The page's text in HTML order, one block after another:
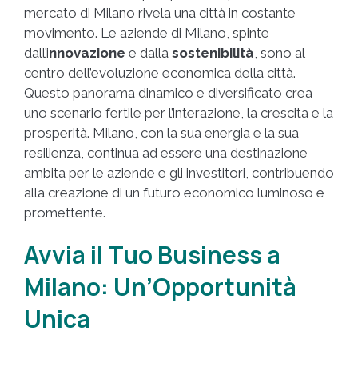
mercato di Milano rivela una città in costante
movimento. Le aziende di Milano, spinte
dall’innovazione e dalla sostenibilità, sono al
centro dell’evoluzione economica della città.
Questo panorama dinamico e diversificato crea
uno scenario fertile per l’interazione, la crescita e la
prosperità. Milano, con la sua energia e la sua
resilienza, continua ad essere una destinazione
ambita per le aziende e gli investitori, contribuendo
alla creazione di un futuro economico luminoso e
promettente.
Avvia il Tuo Business a
Milano: Un’Opportunità
Unica